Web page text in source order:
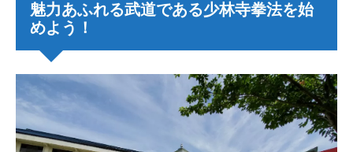
魅力あふれる武道である少林寺拳法を始
めよう！